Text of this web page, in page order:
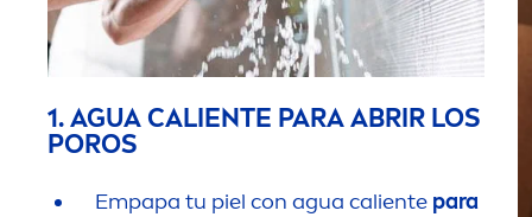
1. AGUA CALIENTE PARA ABRIR LOS
POROS
Empapa tu piel con agua caliente para